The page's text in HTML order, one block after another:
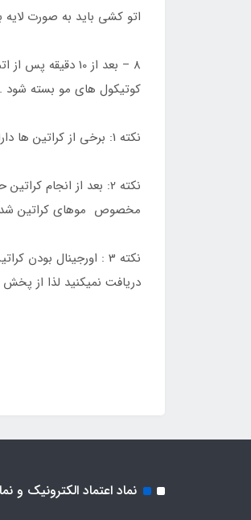
اتو کشی باید به صورت لایه به
کوتیکول های مو بسته
نکته 1: برخی از کراتین ها دارای قرنطینه میباشند یعنی بعد از اتوکشی اولیه به مدت 1 تا 3 روز به فاصله 24 ساعت اتوکشی باید تکرار شود .
نکته 2: بعد از انجام
مخصوص موهای کراتین شده
نکته 3 : اورجینال
دریافت نمیکنید لذا از پخش
نماد اعتماد الکترونیک و